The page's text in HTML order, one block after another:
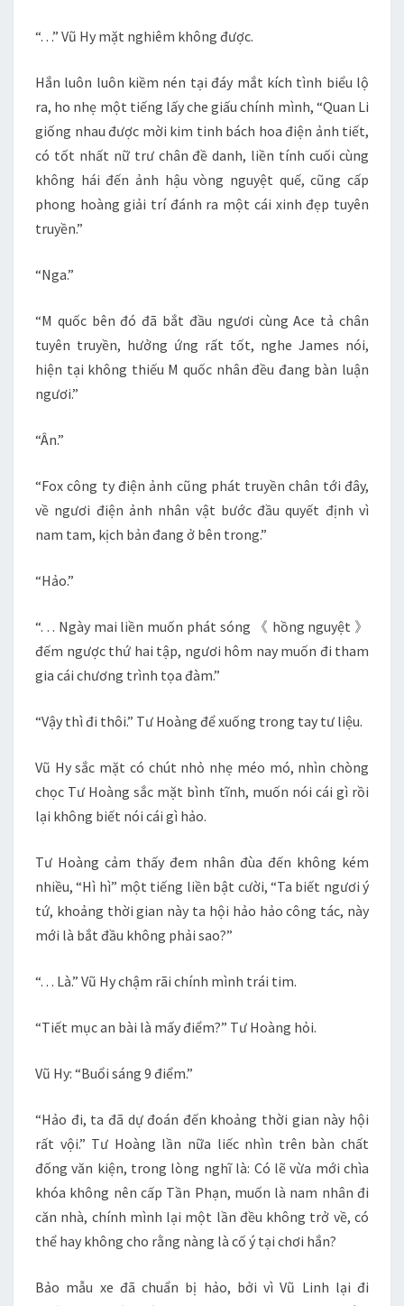
“. . .” Vũ Hy mặt nghiêm không được.
Hắn luôn luôn kiềm nén tại đáy mắt kích tình biểu lộ
ra, ho nhẹ một tiếng lấy che giấu chính mình, “Quan Li
giống nhau được mời kim tinh bách hoa điện ảnh tiết,
có tốt nhất nữ trư chân đề danh, liền tính cuối cùng
không hái đến ảnh hậu vòng nguyệt quế, cũng cấp
phong hoàng giải trí đánh ra một cái xinh đẹp tuyên
truyền.”
“Nga.”
“M quốc bên đó đã bắt đầu ngươi cùng Ace tả chân
tuyên truyền, hưởng ứng rất tốt, nghe James nói,
hiện tại không thiếu M quốc nhân đều đang bàn luận
ngươi.”
“Ân.”
“Fox công ty điện ảnh cũng phát truyền chân tới đây,
về ngươi điện ảnh nhân vật bước đầu quyết định vì
nam tam, kịch bản đang ở bên trong.”
“Hảo.”
“. . . Ngày mai liền muốn phát sóng 《 hồng nguyệt 》
đếm ngược thứ hai tập, ngươi hôm nay muốn đi tham
gia cái chương trình tọa đàm.”
“Vậy thì đi thôi.” Tư Hoàng để xuống trong tay tư liệu.
Vũ Hy sắc mặt có chút nhỏ nhẹ méo mó, nhìn chòng
chọc Tư Hoàng sắc mặt bình tĩnh, muốn nói cái gì rồi
lại không biết nói cái gì hảo.
Tư Hoàng cảm thấy đem nhân đùa đến không kém
nhiều, “Hì hì” một tiếng liền bật cười, “Ta biết ngươi ý
tứ, khoảng thời gian này ta hội hảo hảo công tác, này
mới là bắt đầu không phải sao?”
“. . . Là.” Vũ Hy chậm rãi chính mình trái tim.
“Tiết mục an bài là mấy điểm?” Tư Hoàng hỏi.
Vũ Hy: “Buổi sáng 9 điểm.”
“Hảo đi, ta đã dự đoán đến khoảng thời gian này hội
rất vội.” Tư Hoàng lần nữa liếc nhìn trên bàn chất
đống văn kiện, trong lòng nghĩ là: Có lẽ vừa mới chìa
khóa không nên cấp Tần Phạn, muốn là nam nhân đi
căn nhà, chính mình lại một lần đều không trở về, có
thể hay không cho rằng nàng là cố ý tại chơi hắn?
Bảo mẫu xe đã chuẩn bị hảo, bởi vì Vũ Linh lại đi